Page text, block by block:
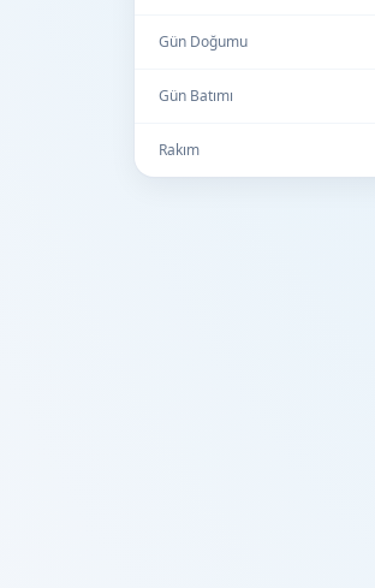
Gün Doğumu
Gün Batımı
Rakım